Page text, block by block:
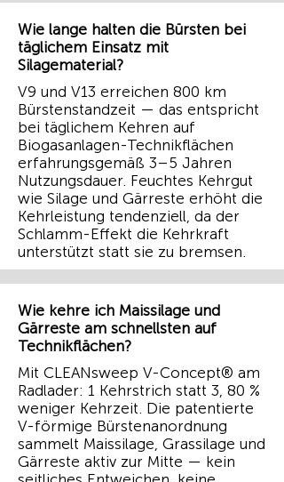
Wie lange halten die Bürsten bei
täglichem Einsatz mit
Silagematerial?
V9 und V13 erreichen 800 km
Bürstenstandzeit — das entspricht
bei täglichem Kehren auf
Biogasanlagen-Technikflächen
erfahrungsgemäß 3–5 Jahren
Nutzungsdauer. Feuchtes Kehrgut
wie Silage und Gärreste erhöht die
Kehrleistung tendenziell, da der
Schlamm-Effekt die Kehrkraft
unterstützt statt sie zu bremsen.
Wie kehre ich Maissilage und
Gärreste am schnellsten auf
Technikflächen?
Mit CLEANsweep V-Concept® am
Radlader: 1 Kehrstrich statt 3, 80 %
weniger Kehrzeit. Die patentierte
V-förmige Bürstenanordnung
sammelt Maissilage, Grassilage und
Gärreste aktiv zur Mitte — kein